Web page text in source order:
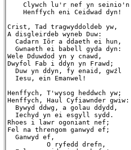
Clywch lu'r nef yn seinio'n
    Henffych eni Ceidwad dyn!
Crist, Tad tragwyddoldeb yw,
A disgleirdeb wyneb Duw:
  Cadarn Iōr a ddaeth ei hun,
  Gwnaeth ei babell gyda dyn:
Wele Dduwdod yn y cnawd,
Dwyfol Fab i ddyn yn Frawd;
  Duw yn ddyn, fy enaid, gwźl
  Iesu, ein Emanwel!
Henffych, T'wysog heddwch yw;
Henffych, Haul Cyfiawnder gwiw:
  Bywyd ddwg, a golau ddydd,
  Iechyd yn ei esgyll sydd.
Rhoes i lawr ogoniant nef;
Fel na threngom ganwyd ef;
  Ganwyd ef,
          O ryfedd drefn,